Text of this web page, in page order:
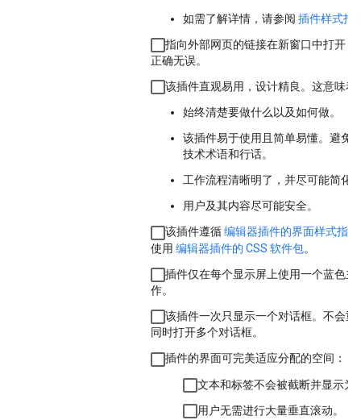
如需了解详情，请参阅 插件样式指
指向外部网页的链接在新窗口中打开，
正确无误。
该插件直观易用，设计精良。这意味着
始终清楚要做什么以及如何做。
该插件易于使用且简单易懂。避免
技术术语和行话。
工作流程清晰明了，并尽可能简化
用户及其内容尽可能安全。
该插件遵循编辑器插件的界面样式指南
使用 编辑器插件的 CSS 软件包。
插件仅在每个显示屏上使用一个蓝色主
作。
该插件一次只显示一个对话框。不会重
同时打开多个对话框。
插件的界面可完美适应分配的空间：
文本和标签不会被截断并显示为
用户无需进行大量垂直滚动。